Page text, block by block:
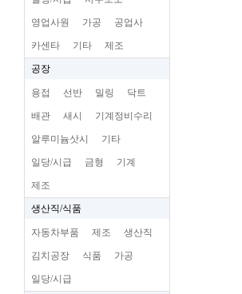
영업사원 가공 공업사
카센타 기타 제조
공장
용접 선반 밀링 닥트
배관 새시 기계정비수리
알루미늄삿시 기타
일당/시급 금형 기계
제조
생산직/식품
자동차부품 제조 생산직
김치공장 식품 가공
일당/시급